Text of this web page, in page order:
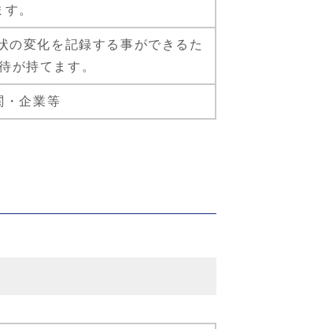
。
の変化を記録する事ができるた
が持てます。
・企業等